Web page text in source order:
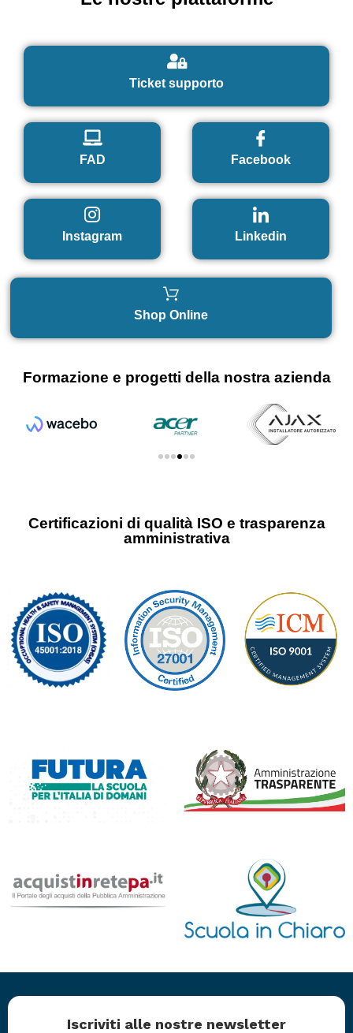
Ticket supporto
FAD Facebook
Instagram Linkedin
Shop Online
Formazione e progetti della nostra azienda
Certificazioni di qualità ISO e trasparenza
amministrativa
Iscriviti alle nostre newsletter